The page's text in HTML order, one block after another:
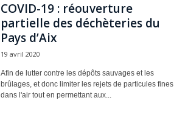
COVID-19 : réouverture
partielle des déchèteries du
Pays d’Aix
19 avril 2020
Afin de lutter contre les dépôts sauvages et les
brûlages, et donc limiter les rejets de particules fines
dans l'air tout en permettant aux...